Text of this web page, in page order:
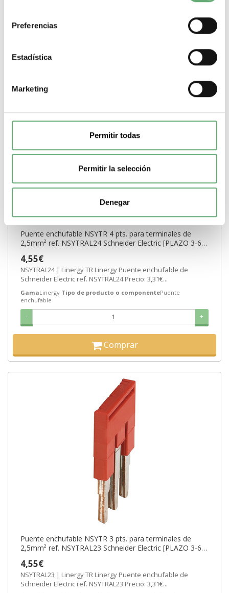
Preferencias
Estadística
Marketing
Permitir todas
Permitir la selección
Denegar
Puente enchufable NSYTR 4 pts. para terminales de
2,5mm² ref. NSYTRAL24 Schneider Electric [PLAZO 3-6
4,55€
NSYTRAL24 | Linergy TR Linergy Puente enchufable de
Schneider Electric ref. NSYTRAL24 Precio: 3,31€...
GamaLinergy Tipo de producto o componentePuente
enchufable
- +
Comprar
Puente enchufable NSYTR 3 pts. para terminales de
2,5mm² ref. NSYTRAL23 Schneider Electric [PLAZO 3-6
4,55€
NSYTRAL23 | Linergy TR Linergy Puente enchufable de
Schneider Electric ref. NSYTRAL23 Precio: 3,31€...